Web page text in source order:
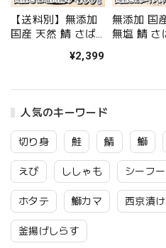
人気のキーワード
切り身 鮭 鯖 鰤
えび ししゃも シーフ
ホタテ 鰤カマ 西京漬け
釜揚げしらす
【送料別】無添加
国産 天然 鯖 さば
15切入) 冷凍 骨な
料冷凍商品と同梱
注文で送料無料】
ひと口サイズ 保存
料などの化学調味
料不使用 便利なチ
ャック袋入【C配
送：冷凍】
¥2,399
無添加 国
無塩 鯖 さ
入) ダイ
取り 骨な
【C配送：